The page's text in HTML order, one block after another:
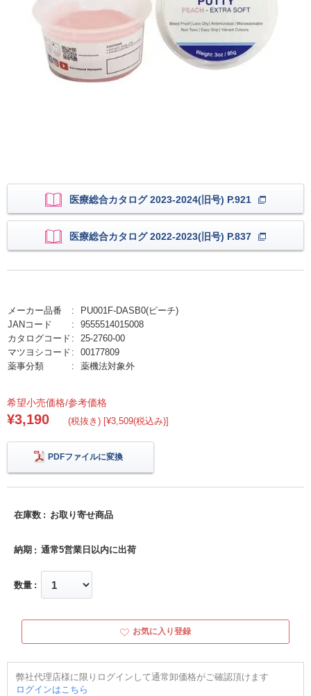
医療総合カタログ 2023-2024(旧号) P.921
医療総合カタログ 2022-2023(旧号) P.837
メーカー品番
PU001F-DASB0(ピーチ)
JANコード
9555514015008
カタログコード
25-2760-00
マツヨシコード
00177809
薬事分類
薬機法対象外
希望小売価格/参考価格
¥3,190 (税抜き) [¥3,509(税込み)]
PDFファイルに変換
在庫数 お取り寄せ商品
納期 通常5営業日以内に出荷
数量
お気に入り登録
弊社代理店様に限りログインして通常卸価格がご確認頂けます
ログインはこちら